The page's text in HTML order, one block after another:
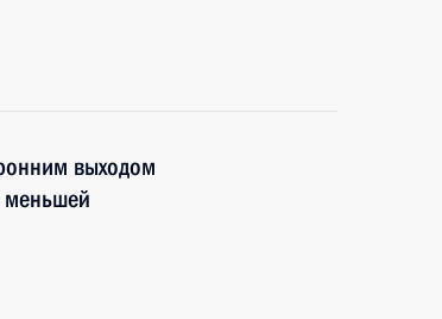
выходом
меньшей